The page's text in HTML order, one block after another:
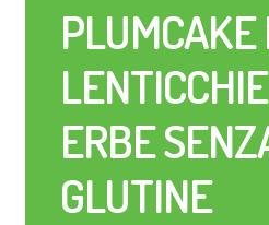
PLUMCAKE
ERBE
GLUTINE